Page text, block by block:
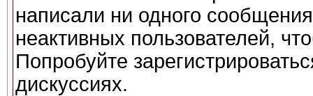
написали ни одного
неактивных пользователей,
Попробуйте
дискуссиях.